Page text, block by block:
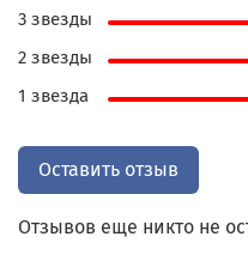
Великобритании,
формальных и
операций и
Издание
переплета,
Отзывов еще никто не
3 звезды
2 звезды
1 звезда
Оставить отзыв